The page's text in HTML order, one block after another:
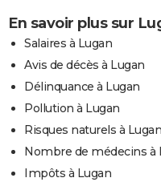
En savoir plus sur
Salaires à Lugan
Avis de décès à Lugan
Délinquance à Lugan
Pollution à Lugan
Risques naturels à Lugan
Nombre de médecins à
Impôts à Lugan